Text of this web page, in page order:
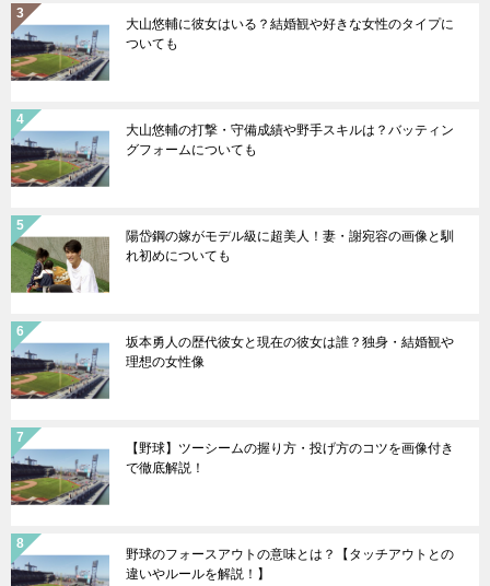
大山悠輔に彼女はいる？結婚観や好きな女性のタイプに
ついても
大山悠輔の打撃・守備成績や野手スキルは？バッティン
グフォームについても
陽岱鋼の嫁がモデル級に超美人！妻・謝宛容の画像と馴
れ初めについても
坂本勇人の歴代彼女と現在の彼女は誰？独身・結婚観や
理想の女性像
【野球】ツーシームの握り方・投げ方のコツを画像付き
で徹底解説！
野球のフォースアウトの意味とは？【タッチアウトとの
違いやルールを解説！】